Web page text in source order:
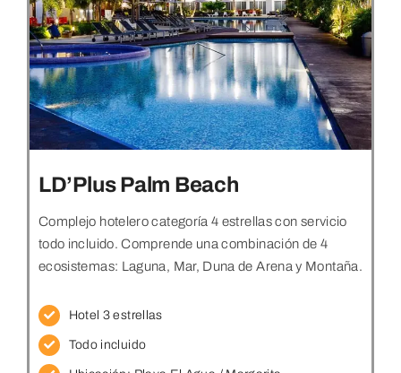
LD’Plus Palm Beach
Complejo hotelero categoría 4 estrellas con servicio
todo incluido. Comprende una combinación de 4
ecosistemas: Laguna, Mar, Duna de Arena y Montaña.
Hotel 3 estrellas
Todo incluido